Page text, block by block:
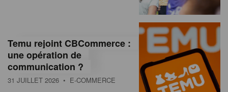
M
a
g
Temu rejoint CBCommerce :
une opération de
communication ?
31 JUILLET 2026 • E-COMMERCE